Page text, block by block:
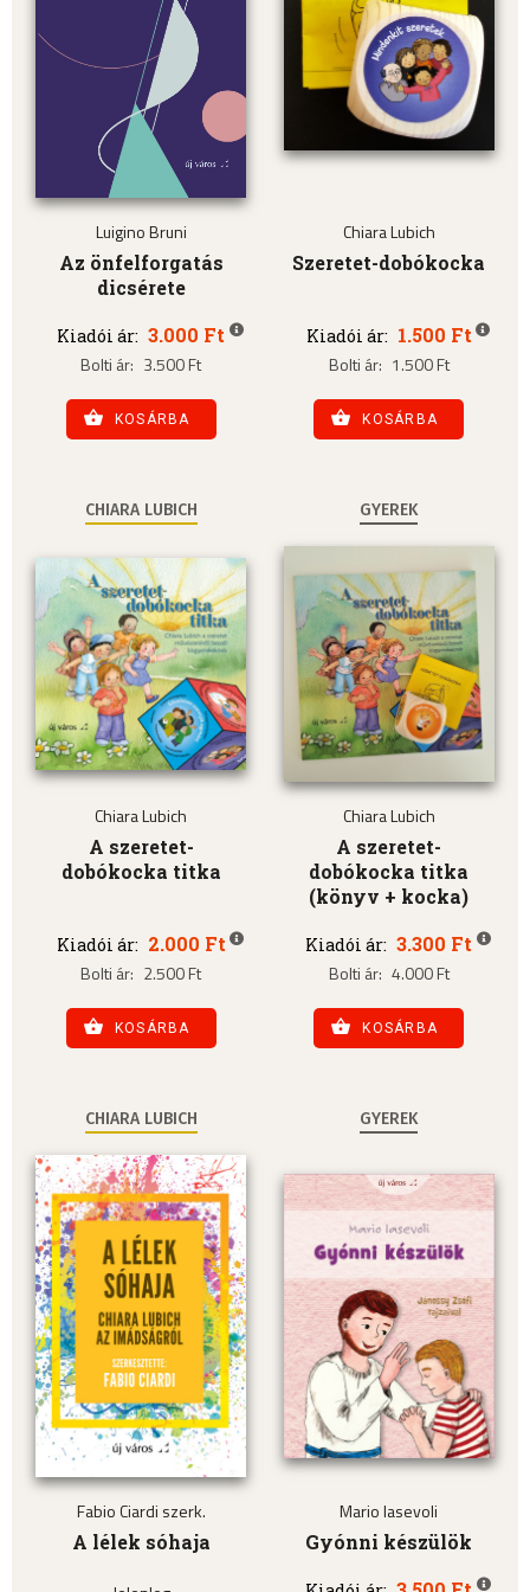
Luigino Bruni
Az önfelforgatás
dicsérete
Kiadói ár: 3.000 Ft
Bolti ár: 3.500 Ft
KOSÁRBA
Chiara Lubich
Szeretet-dobókocka
Kiadói ár: 1.500 Ft
Bolti ár: 1.500 Ft
KOSÁRBA
CHIARA LUBICH
Chiara Lubich
A szeretet-
dobókocka titka
Kiadói ár: 2.000 Ft
Bolti ár: 2.500 Ft
KOSÁRBA
GYEREK
Chiara Lubich
A szeretet-
dobókocka titka
(könyv + kocka)
Kiadói ár: 3.300 Ft
Bolti ár: 4.000 Ft
KOSÁRBA
CHIARA LUBICH
Fabio Ciardi szerk.
A lélek sóhaja
GYEREK
Mario Iasevoli
Gyónni készülök